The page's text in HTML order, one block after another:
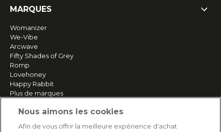
MARQUES
Womanizer
We-Vibe
Arcwave
Fifty Shades of Grey
Romp
Lovehoney
Happy Rabbit
Plus de marques
SERVICE
Nous aimons les cookies
Afin de vous offrir la meilleure expérience d'achat